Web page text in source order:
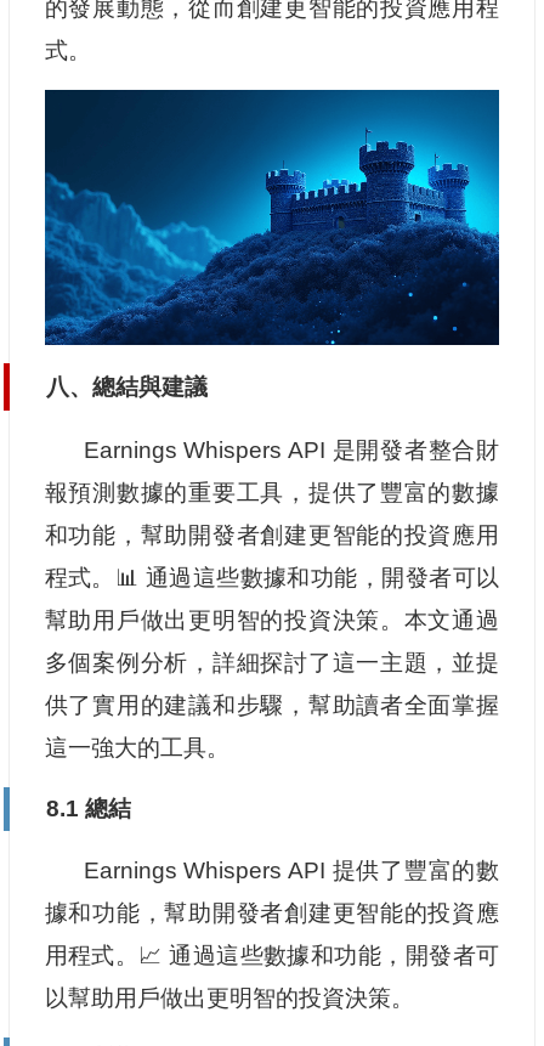
的發展動態，從而創建更智能的投資應用程
式。
八、總結與建議
Earnings Whispers API 是開發者整合財
報預測數據的重要工具，提供了豐富的數據
和功能，幫助開發者創建更智能的投資應用
程式。📊 通過這些數據和功能，開發者可以
幫助用戶做出更明智的投資決策。本文通過
多個案例分析，詳細探討了這一主題，並提
供了實用的建議和步驟，幫助讀者全面掌握
這一強大的工具。
8.1 總結
Earnings Whispers API 提供了豐富的數
據和功能，幫助開發者創建更智能的投資應
用程式。📈 通過這些數據和功能，開發者可
以幫助用戶做出更明智的投資決策。